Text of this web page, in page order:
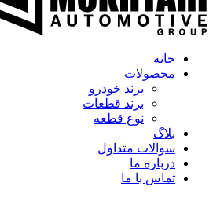
خانه
محصولات
برند خودرو
برند قطعات
نوع قطعه
بلاگ
سوالات متداول
درباره ما
تماس با ما